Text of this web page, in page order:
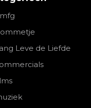
Leve de Liefde